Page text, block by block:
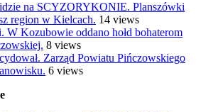
na SCYZORYKONIE. Planszówki
region w Kielcach. 14 views
W Kozubowie oddano hołd bohaterom
8 views
Zarząd Powiatu Pińczowskiego
6 views